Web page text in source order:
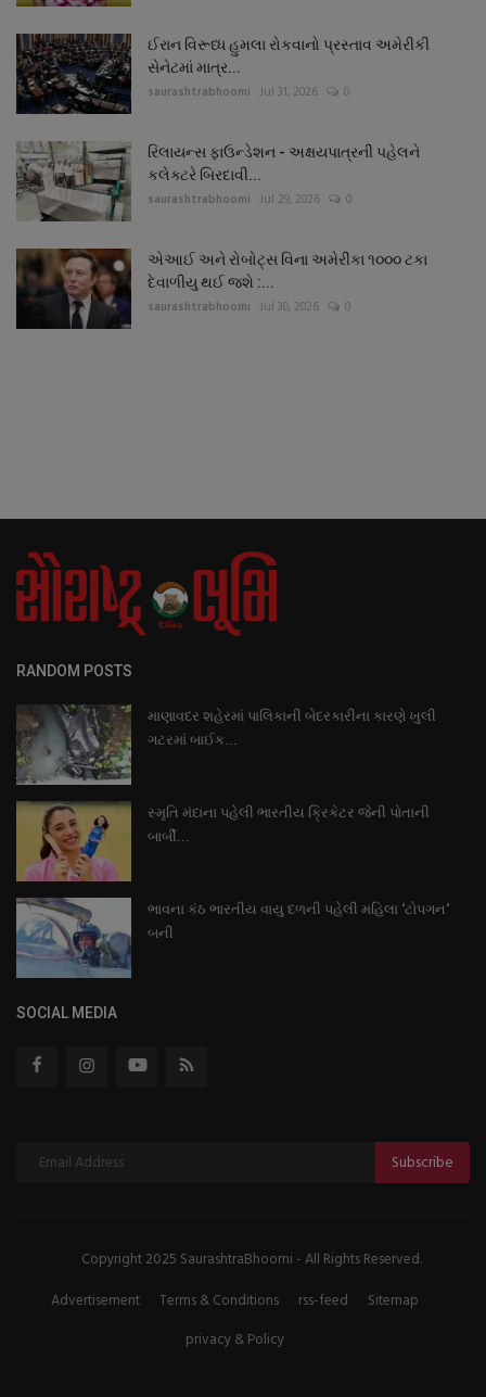
ઈરાન વિરૂધ્ધ હુમલા રોકવાનો પ્રસ્તાવ અમેરીકી
સેનેટમાં માત્ર...
saurashtrabhoomi Jul 31, 2026 0
રિલાયન્સ ફાઉન્ડેશન - અક્ષયપાત્રની પહેલને
કલેક્ટરે બિરદાવી...
saurashtrabhoomi Jul 29, 2026 0
એઆઈ અને રોબોટ્સ વિના અમેરીકા ૧૦૦૦ ટકા
દેવાળીયુ થઈ જશે :...
saurashtrabhoomi Jul 30, 2026 0
RANDOM POSTS
માણાવદર શહેરમાં પાલિકાની બેદરકારીના કારણે ખુલી
ગટરમાં બાઈક...
સ્મૃતિ મંદાના પહેલી ભારતીય ક્રિકેટર જેની પોતાની
બાર્બી...
ભાવના કંઠ ભારતીય વાયુ દળની પહેલી મહિલા ‘ટોપગન‘
બની
SOCIAL MEDIA
Subscribe
Copyright 2025 SaurashtraBhoomi - All Rights Reserved.
Advertisement
Terms & Conditions rss-feed
Sitemap
privacy & Policy